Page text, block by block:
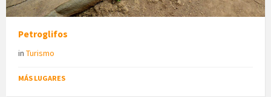
Petroglifos
in Turismo
MÁS LUGARES